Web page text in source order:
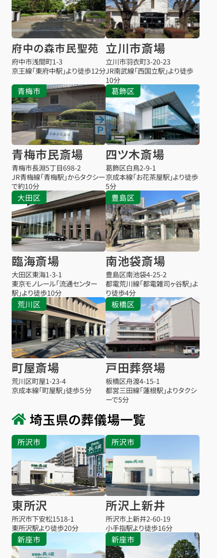
府中の森市民聖苑
府中市浅間町1-3
京王線「東府中駅」より徒歩12分
立川市斎場
立川市羽衣町3-20-23
JR南武線「西国立駅」より徒歩
10分
青梅市
青梅市民斎場
青梅市長淵5丁目698-2
JR青梅線「青梅駅」からタクシー
で約10分
葛飾区
四ツ木斎場
葛飾区白鳥2-9-1
京成本線「お花茶屋駅」より徒歩
5分
大田区
臨海斎場
大田区東海1-3-1
東京モノレール「流通センター
駅」より徒歩10分
豊島区
南池袋斎場
豊島区南池袋4-25-2
都電荒川線「都電雑司ヶ谷駅」よ
り徒歩4分
荒川区
町屋斎場
荒川区町屋1-23-4
京成本線「町屋駅」徒歩５分
板橋区
戸田葬祭場
板橋区舟渡4-15-1
都営三田線「蓮根駅」よりタクシ
ーで5分
埼玉県の葬儀場一覧
所沢市
東所沢
所沢市下安松1518-1
東所沢駅より徒歩20分
所沢市
所沢上新井
所沢市上新井2-60-19
小手指駅より徒歩16分
新座市 新座市